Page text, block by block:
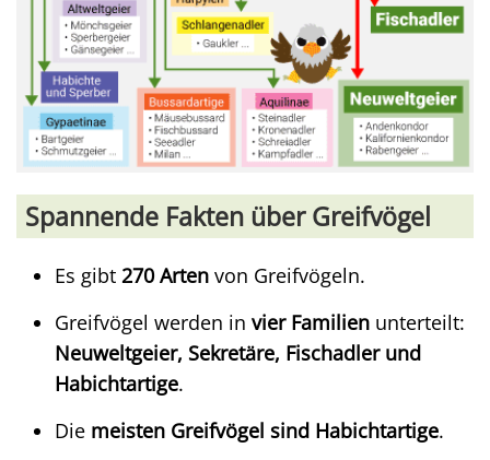
Spannende Fakten über Greifvögel
Es gibt 270 Arten von Greifvögeln.
Greifvögel werden in vier Familien unterteilt:
Neuweltgeier, Sekretäre, Fischadler und
Habichtartige.
Die meisten Greifvögel sind Habichtartige.